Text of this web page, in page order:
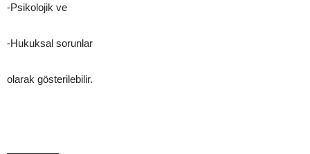
-Psikolojik ve
-Hukuksal sorunlar
olarak gösterilebilir.